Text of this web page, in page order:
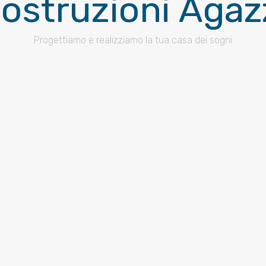
Progettiamo e realizziamo la tua casa dei sogni